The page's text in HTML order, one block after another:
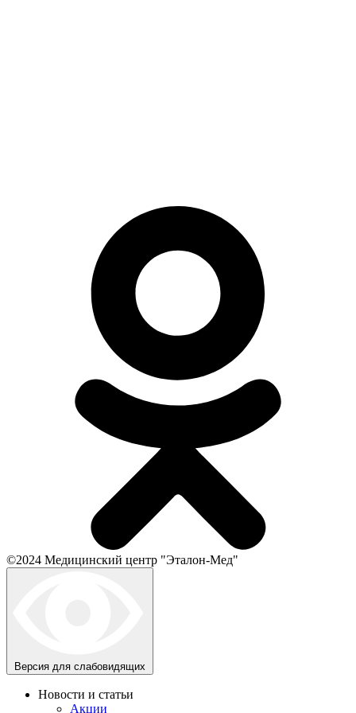
©2024 Медицинский центр "Эталон-Мед"
Версия для слабовидящих
Новости и статьи
Акции